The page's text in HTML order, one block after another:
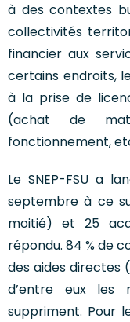
à des contextes
collectivités
financier aux
certains endroits,
à la prise de
(achat de
fonctionnement,
Le SNEP-FSU a
septembre à ce
moitié) et 25
répondu. 84 % de
des aides directes
d’entre eux les
suppriment. Pour